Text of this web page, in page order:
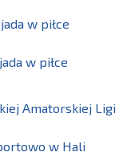
w piłce
w piłce
Amatorskiej Ligi
w Hali